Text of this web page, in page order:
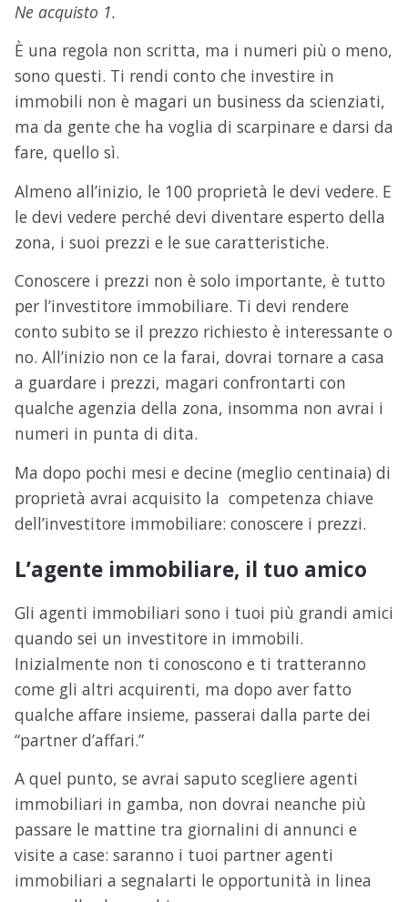
Ne acquisto 1.
È una regola non scritta, ma i numeri più o meno,
sono questi. Ti rendi conto che investire in
immobili non è magari un business da scienziati,
ma da gente che ha voglia di scarpinare e darsi da
fare, quello sì.
Almeno all’inizio, le 100 proprietà le devi vedere. E
le devi vedere perché devi diventare esperto della
zona, i suoi prezzi e le sue caratteristiche.
Conoscere i prezzi non è solo importante, è tutto
per l’investitore immobiliare. Ti devi rendere
conto subito se il prezzo richiesto è interessante o
no. All’inizio non ce la farai, dovrai tornare a casa
a guardare i prezzi, magari confrontarti con
qualche agenzia della zona, insomma non avrai i
numeri in punta di dita.
Ma dopo pochi mesi e decine (meglio centinaia) di
proprietà avrai acquisito la competenza chiave
dell’investitore immobiliare: conoscere i prezzi.
L’agente immobiliare, il tuo amico
Gli agenti immobiliari sono i tuoi più grandi amici
quando sei un investitore in immobili.
Inizialmente non ti conoscono e ti tratteranno
come gli altri acquirenti, ma dopo aver fatto
qualche affare insieme, passerai dalla parte dei
“partner d’affari.”
A quel punto, se avrai saputo scegliere agenti
immobiliari in gamba, non dovrai neanche più
passare le mattine tra giornalini di annunci e
visite a case: saranno i tuoi partner agenti
immobiliari a segnalarti le opportunità in linea